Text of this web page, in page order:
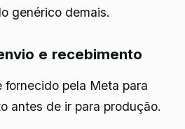
genérico demais.
e recebimento
fornecido pela Meta para
antes de ir para produção.